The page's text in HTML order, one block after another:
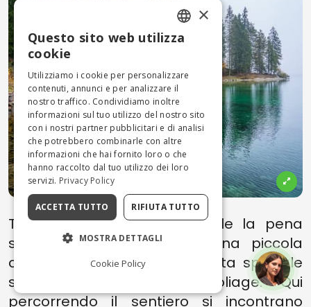
Tra le Valli del Trentino, vale la pena
scoprire laVal di Rabbi
, una piccola
chicca tra i monti, che diventa speciale
soprattutto durante il Foliage. Qui
percorrendo il sentiero si incontrano
ENGLISH
ITALIAN
×
Questo sito web utilizza
cookie
Utilizziamo i cookie per personalizzare
contenuti, annunci e per analizzare il
nostro traffico. Condividiamo inoltre
informazioni sul tuo utilizzo del nostro sito
con i nostri partner pubblicitari e di analisi
che potrebbero combinarle con altre
informazioni che hai fornito loro o che
hanno raccolto dal tuo utilizzo dei loro
servizi. Privacy Policy
ACCETTA TUTTO RIFIUTA TUTTO
MOSTRA DETTAGLI
Cookie Policy